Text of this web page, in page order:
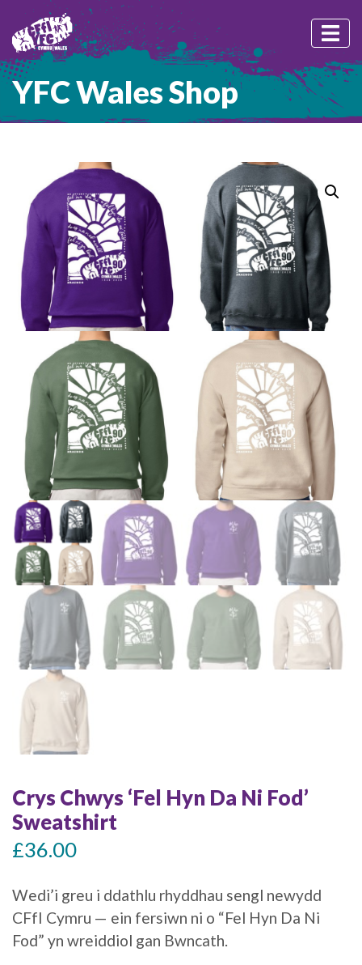
YFC Wales Shop
Crys Chwys ‘Fel Hyn Da Ni Fod’
Sweatshirt
£36.00
Wedi’i greu i ddathlu rhyddhau sengl newydd
CFfI Cymru — ein fersiwn ni o “Fel Hyn Da Ni
Fod” yn wreiddiol gan Bwncath.